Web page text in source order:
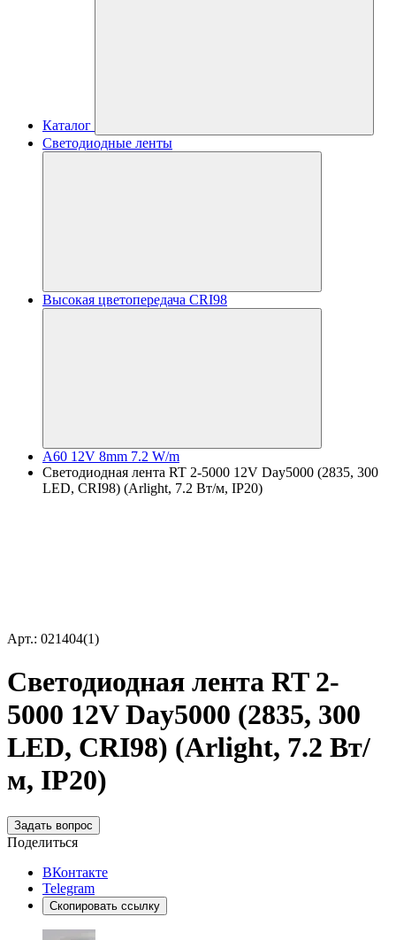
Каталог
Светодиодные ленты
Высокая цветопередача CRI98
A60 12V 8mm 7.2 W/m
Светодиодная лента RT 2-5000 12V Day5000 (2835, 300
LED, CRI98) (Arlight, 7.2 Вт/м, IP20)
Арт.: 021404(1)
Светодиодная лента RT 2-
5000 12V Day5000 (2835, 300
LED, CRI98) (Arlight, 7.2 Вт/
м, IP20)
Задать вопрос
Поделиться
ВКонтакте
Telegram
Скопировать ссылку